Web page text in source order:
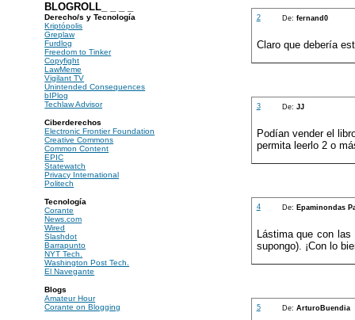
BLOGROLL_ _ _ _
Derecho/s y Tecnología
Kriptópolis
Greplaw
Furdlog
Freedom to Tinker
Copyfight
LawMeme
Vigilant TV
Unintended Consequences
bIPlog
Techlaw Advisor
Ciberderechos
Electronic Frontier Foundation
Creative Commons
Common Content
EPIC
Statewatch
Privacy International
Politech
Tecnología
Corante
News.com
Wired
Slashdot
Barrapunto
NYT Tech.
Washington Post Tech.
El Navegante
Blogs
Amateur Hour
Corante on Blogging
2 De: fernand0
Claro que debería
3 De: JJ
Podían vender el
permita leerlo 2 o
4 De: Epaminondas
Lástima que con
supongo). ¡Con lo
5 De: ArturoBuendia